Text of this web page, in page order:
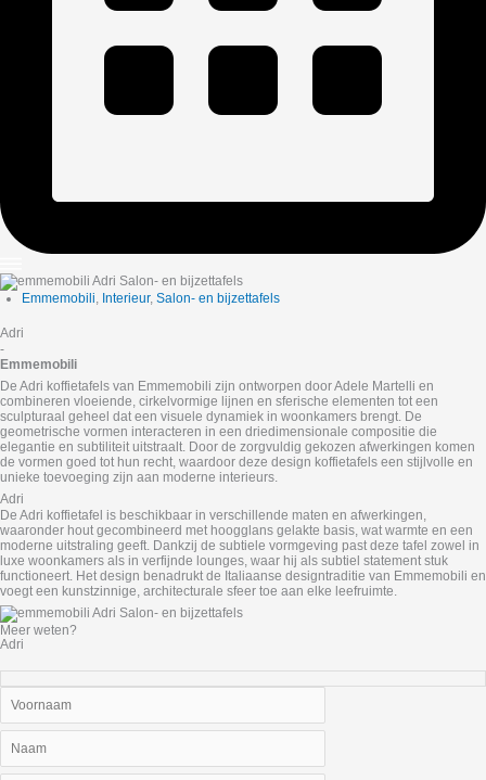
Emmemobili, Interieur, Salon- en bijzettafels
Adri
-
Emmemobili
De Adri koffietafels van Emmemobili zijn ontworpen door Adele Martelli en
combineren vloeiende, cirkelvormige lijnen en sferische elementen tot een
sculpturaal geheel dat een visuele dynamiek in woonkamers brengt. De
geometrische vormen interacteren in een driedimensionale compositie die
elegantie en subtiliteit uitstraalt. Door de zorgvuldig gekozen afwerkingen komen
de vormen goed tot hun recht, waardoor deze design koffietafels een stijlvolle en
unieke toevoeging zijn aan moderne interieurs.
Adri
De Adri koffietafel is beschikbaar in verschillende maten en afwerkingen,
waaronder hout gecombineerd met hoogglans gelakte basis, wat warmte en een
moderne uitstraling geeft. Dankzij de subtiele vormgeving past deze tafel zowel in
luxe woonkamers als in verfijnde lounges, waar hij als subtiel statement stuk
functioneert. Het design benadrukt de Italiaanse designtraditie van Emmemobili en
voegt een kunstzinnige, architecturale sfeer toe aan elke leefruimte.
Meer weten?
Adri